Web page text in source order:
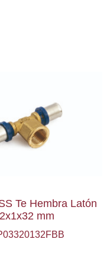
Te Hembra Latón
mm